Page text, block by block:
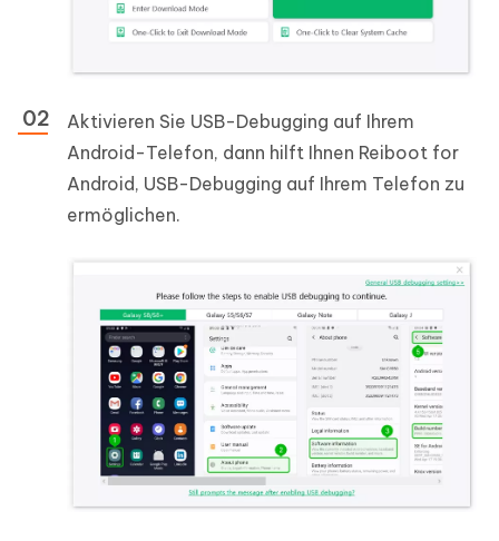
Aktivieren Sie USB-Debugging auf Ihrem
Android-Telefon, dann hilft Ihnen Reiboot for
Android, USB-Debugging auf Ihrem Telefon zu
ermöglichen.